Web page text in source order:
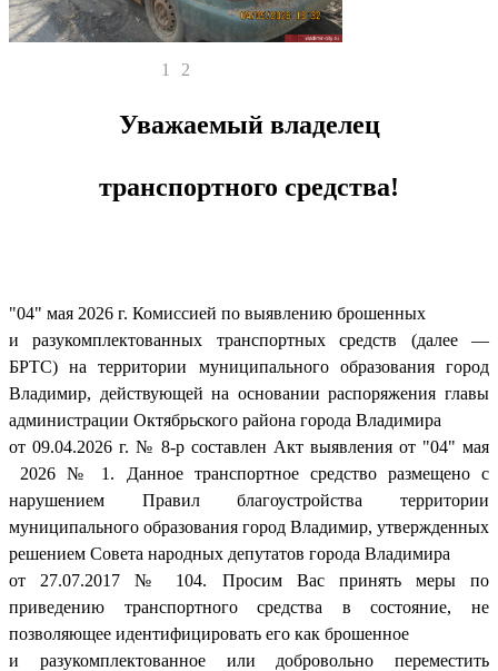
1 2
Уважаемый владелец
транспортного средства!
"04" мая 2026 г. Комиссией по выявлению брошенных
и разукомплектованных транспортных средств (далее —
БРТС) на территории муниципального образования город
Владимир, действующей на основании распоряжения главы
администрации Октябрьского района города Владимира
от 09.04.2026 г. № 8-р составлен Акт выявления от "04" мая
2026 № 1. Данное транспортное средство размещено с
нарушением Правил благоустройства территории
муниципального образования город Владимир, утвержденных
решением Совета народных депутатов города Владимира
от 27.07.2017 № 104. Просим Вас принять меры по
приведению транспортного средства в состояние, не
позволяющее идентифицировать его как брошенное
и разукомплектованное или добровольно переместить